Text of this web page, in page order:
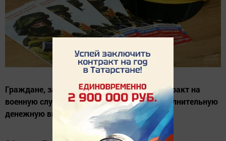
Граждане, заключившие в Татарстане контракт на
военную службу до 25 марта, получат дополнительную
денежную выплату.